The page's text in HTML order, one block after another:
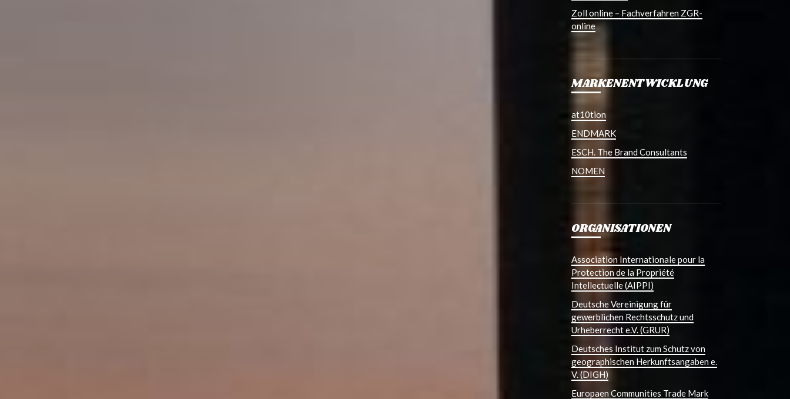
Zoll online – Fachverfahren ZGR-
online
MARKENENTWICKLUNG
at10tion
ENDMARK
ESCH. The Brand Consultants
NOMEN
ORGANISATIONEN
Association Internationale pour la
Protection de la Propriété
Intellectuelle (AIPPI)
Deutsche Vereinigung für
gewerblichen Rechtsschutz und
Urheberrecht e.V. (GRUR)
Deutsches Institut zum Schutz von
geographischen Herkunftsangaben e.
V. (DIGH)
Europaen Communities Trade Mark